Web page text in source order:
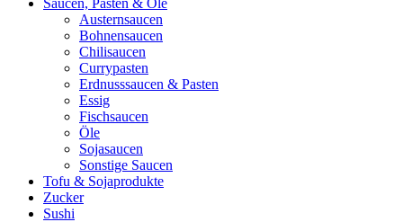
Saucen, Pasten & Öle
Austernsaucen
Bohnensaucen
Chilisaucen
Currypasten
Erdnusssaucen & Pasten
Essig
Fischsaucen
Öle
Sojasaucen
Sonstige Saucen
Tofu & Sojaprodukte
Zucker
Sushi